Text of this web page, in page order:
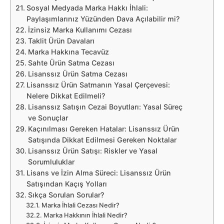
Sosyal Medyada Marka Hakkı İhlali:
Paylaşımlarınız Yüzünden Dava Açılabilir mi?
İzinsiz Marka Kullanımı Cezası
Taklit Ürün Davaları
Marka Hakkına Tecavüz
Sahte Ürün Satma Cezası
Lisanssız Ürün Satma Cezası
Lisanssız Ürün Satmanın Yasal Çerçevesi:
Nelere Dikkat Edilmeli?
Lisanssız Satışın Cezai Boyutları: Yasal Süreç
ve Sonuçlar
Kaçınılması Gereken Hatalar: Lisanssız Ürün
Satışında Dikkat Edilmesi Gereken Noktalar
Lisanssız Ürün Satışı: Riskler ve Yasal
Sorumluluklar
Lisans ve İzin Alma Süreci: Lisanssız Ürün
Satışından Kaçış Yolları
Sıkça Sorulan Sorular?
Marka İhlali Cezası Nedir?
Marka Hakkının İhlali Nedir?